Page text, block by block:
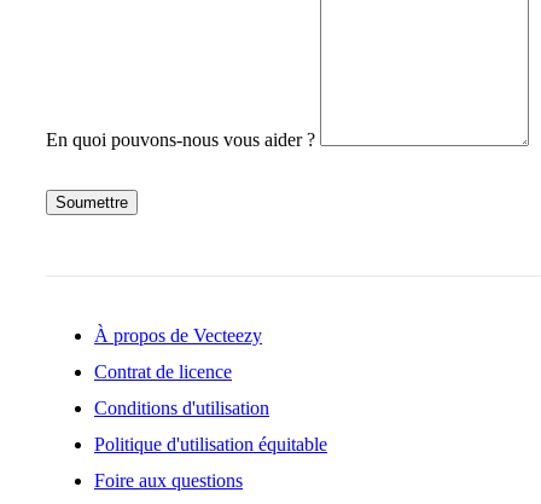
En quoi pouvons-nous vous aider ?
Soumettre
À propos de Vecteezy
Contrat de licence
Conditions d'utilisation
Politique d'utilisation équitable
Foire aux questions